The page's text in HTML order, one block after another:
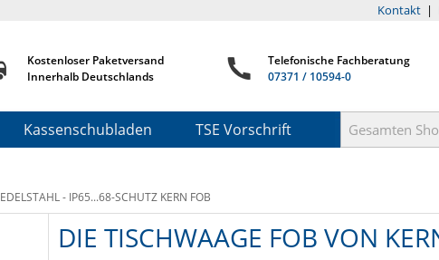
|
Kontakt
Kostenloser Paketversand
Innerhalb Deutschlands
Telefonische Fachberatung
07371 / 10594-0
Kassenschubladen TSE Vorschrift
EDELSTAHL - IP65...68-SCHUTZ KERN FOB
DIE TISCHWAAGE FOB VON